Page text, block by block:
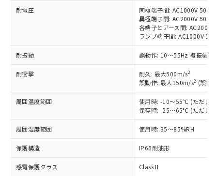
耐電圧
同極端子間: AC1000V 50/
異極端子間: AC2000V 50/
各端子とアース間:
ランプ端子間: AC1000V
耐振動 誤動作: 10～55Hz 複振幅
耐衝撃 耐久: 最大500m/s2
誤動作: 最大150m/s2 (誤動
周囲温度範囲
使用時: -10～55℃ (ただし
保存時: -25～65℃ (ただし
周囲湿度範囲 使用時: 35～85%RH
保護構造 IP66耐油形
感電保護クラス Class II
以下の条件をお読みいただき、同意のうえ
本サービスは、当社制御機器事業取扱
商品の当社在庫状況および標準価格
(税抜)を提供させていただくもので
当社制御機器事業取扱商品の中には、
本サービスの対象外となる商品もある
在庫状況および標準価格照会結果は、
記載している更新日時点での社内デー
タに基づき作成されるものであり、閲
覧された時点での実際の在庫および標
準価格とは異なる場合があることをご
了承ください。
対応予定なし：EU RoHS指令（10物質）の
非含有に非対応の商品で、対応品を出す予
調査・確認中：EU RoHS指令（10物質）の
非含有の対応状況を調査中または確認中の
非該当品：ライセンス料など無形物で、有
害物質有無と関係のない商品です。
仕入先様の事情により、非含有部品として
いたものが、含有品と判明した場合などや
むを得ず変更することがあります。
*EU RoHS指令（10物質）：
鉛(Pb) 1000ppm以下、 水銀(Hg) 1000ppm以下、 カド
ミウム(Cd) 100ppm以下、
(PBDE) 1000ppm以下、フタル酸ビス(2-エチルヘキシ
「○」：最大均質材料含有率が中国RoHSの
基準値以下であることを示します。
「×」：最大均質材料含有率が中国RoHSの
基準値を超えていることを示します。
「－」：未確認です。当社販売部門へお問
*中国RoHS10物質の基準値 (GB/T26572)：
Pb(鉛) :1000ppm、 Hg(水銀) : 1000ppm、 Cd(カドミウ
Cr(Ⅵ)(六価クロム) : 1000ppm、 PBBs(ポリ臭化ビフェ
ニル類) : 1000ppm、 PBDEs(ポリ臭化ジフェニルエーテ
当社は、これら貴社製品のうち、外国
為替および外国貿易法に定める商品
（以下｢規制貨物等」という）を輸出
または国外への提供する場合は、日本
国政府の輸出許可(または役務取引許
可)を取得するなどの必要な手続きを
とります。
○ 一定数以上の在庫あり